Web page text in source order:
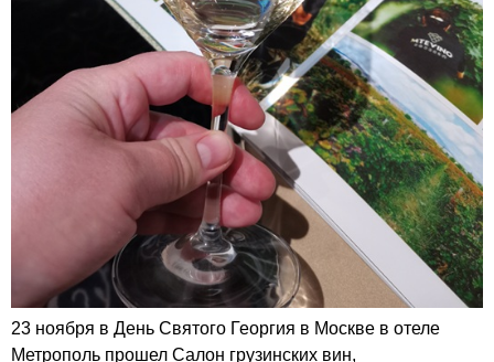
23 ноября в День Святого Георгия в Москве в отеле
Метрополь прошел Салон грузинских вин,